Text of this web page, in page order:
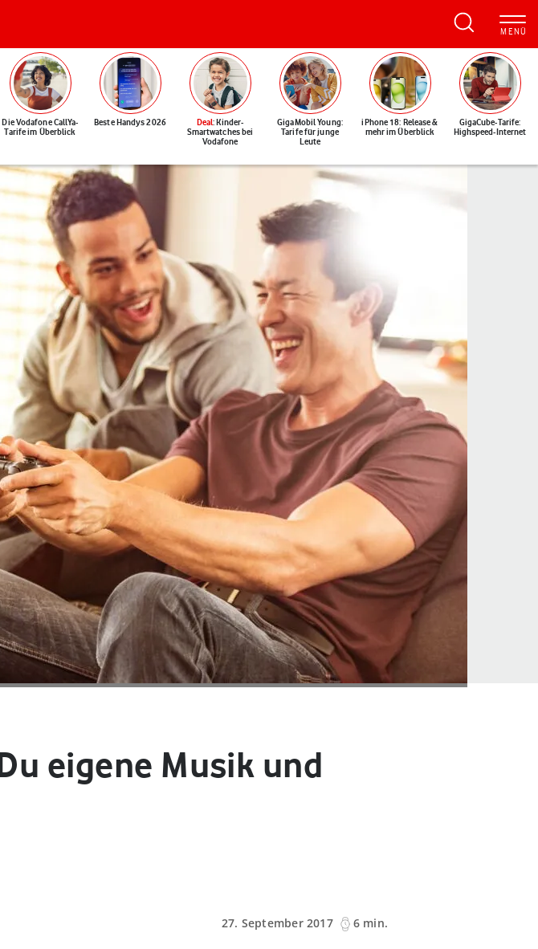
Die Vodafone CallYa-
Tarife im Überblick
Beste Handys 2026 Deal: Kinder-
Smartwatches bei
Vodafone
GigaMobil Young:
Tarife für junge
Leute
iPhone 18: Release &
mehr im Überblick
GigaCube-Tarife:
Highspeed-Internet
eigene Musik und
27. September 2017
6 min.